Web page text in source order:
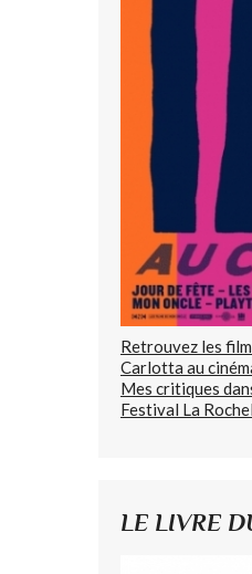
Retrouvez les
Carlotta au
Mes critiques
Festival La
LE LIVRE